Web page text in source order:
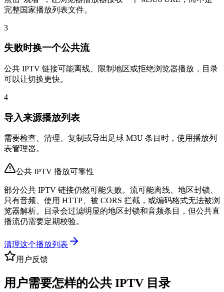
完整国家播放列表文件。
3
失败时换一个公共流
公共 IPTV 链接可能离线、限制地区或拒绝浏览器播放，目录
可以让切换更快。
4
导入来源播放列表
需要检查、清理、复制或导出足球 M3U 条目时，使用播放列
表管理器。
公共 IPTV 播放可靠性
部分公共 IPTV 链接仍然可能失败。流可能离线、地区封锁、
只有音频、使用 HTTP、被 CORS 拦截，或编码格式无法被浏
览器解析。目录会过滤明显的地区封锁和音频条目，但公共直
播流仍需要定期校验。
清理这个播放列表
用户反馈
用户需要怎样的公共 IPTV 目录